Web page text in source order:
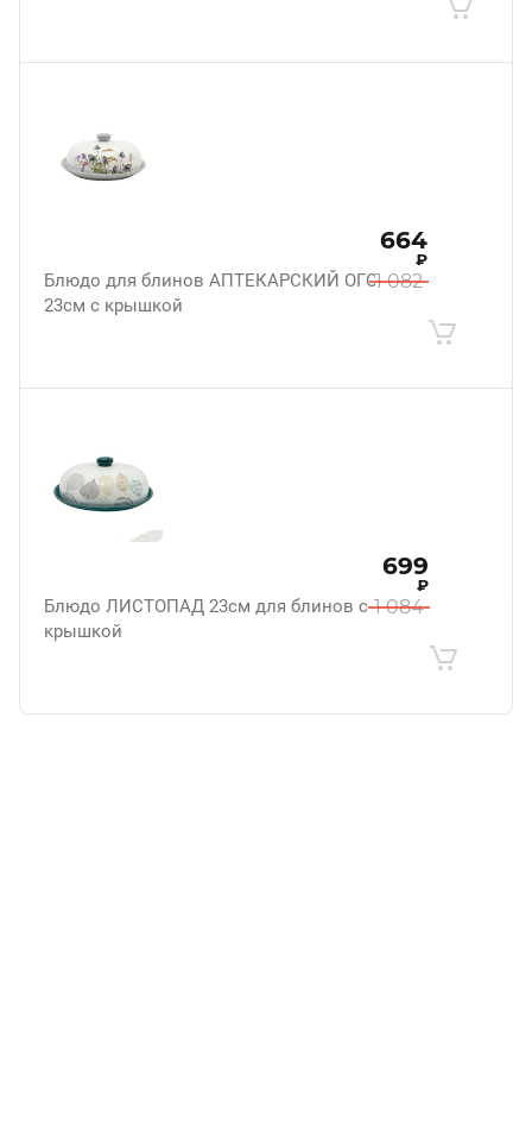
Блюдо для блинов АПТЕКАРСКИЙ ОГОРОД
23см с крышкой
1 082
664
₽
Блюдо ЛИСТОПАД 23см для блинов с
крышкой
1 084
699
₽